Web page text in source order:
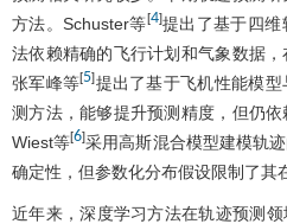
方法。Schuster等[4]提出了基于四维
法依赖精确的飞行计划和气象数据，
张军峰等[5]提出了基于飞机性能模
测方法，能够提升预测精度，但仍依
Wiest等[6]采用高斯混合模型建模轨
确定性，但参数化分布假设限制了其
近年来，深度学习方法在轨迹预测